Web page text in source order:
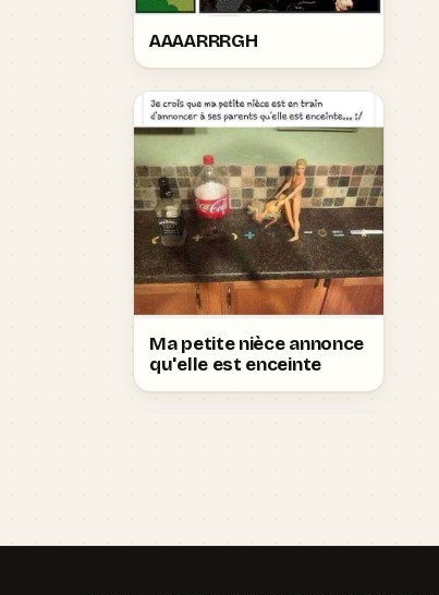
AAAARRRGH
Ma petite nièce annonce
qu'elle est enceinte